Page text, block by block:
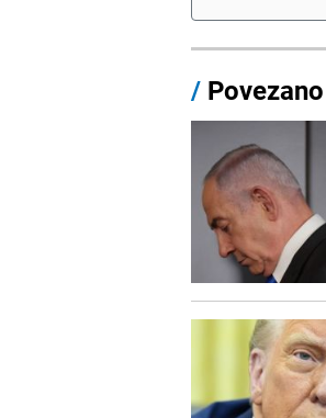
/ Povezano